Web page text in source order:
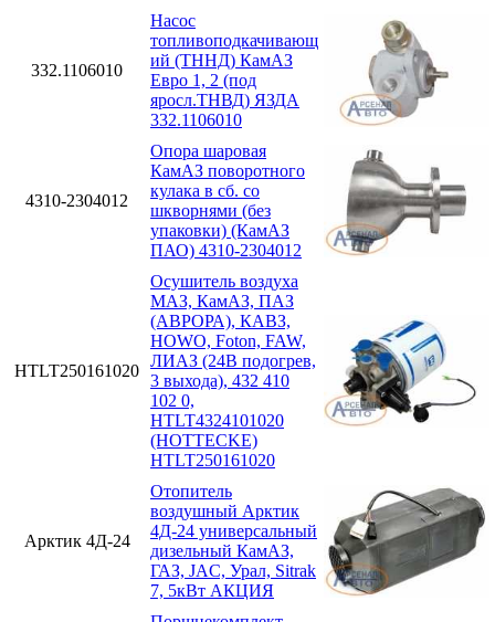
332.1106010
Насос
топливоподкачивающ
ий (ТННД) КамАЗ
Евро 1, 2 (под
яросл.ТНВД) ЯЗДА
332.1106010
4310-2304012
Опора шаровая
КамАЗ поворотного
кулака в сб. со
шкворнями (без
упаковки) (КамАЗ
ПАО) 4310-2304012
HTLT250161020
Осушитель воздуха
МАЗ, КамАЗ, ПАЗ
(АВРОРА), КАВЗ,
HOWO, Foton, FAW,
ЛИАЗ (24В подогрев,
3 выхода), 432 410
102 0,
HTLT4324101020
(HOTTECKE)
HTLT250161020
Арктик 4Д-24
Отопитель
воздушный Арктик
4Д-24 универсальный
дизельный КамАЗ,
ГАЗ, JAC, Урал, Sitrak
7, 5кВт АКЦИЯ